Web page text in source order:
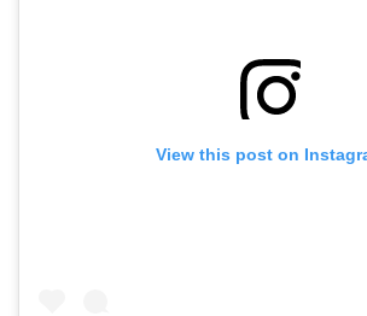
View this post on